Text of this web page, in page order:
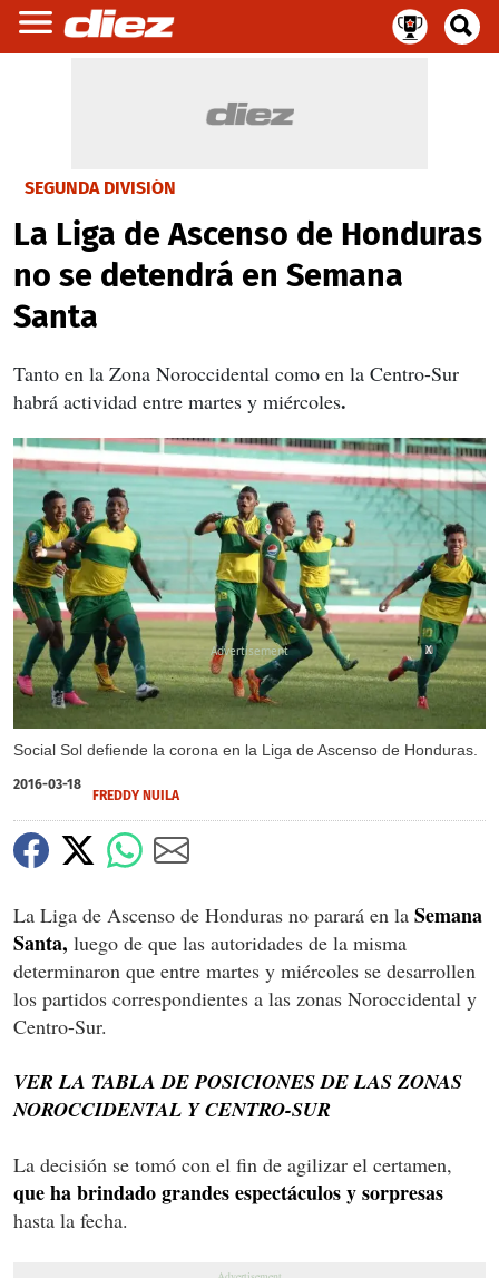
SEGUNDA DIVISIÓN
La Liga de Ascenso de Honduras
no se detendrá en Semana
Santa
Tanto en la Zona Noroccidental como en la Centro-Sur
habrá actividad entre martes y miércoles.
Social Sol defiende la corona en la Liga de Ascenso de Honduras.
X
2016-03-18
FREDDY NUILA
La Liga de Ascenso de Honduras no parará en la Semana
Santa, luego de que las autoridades de la misma
determinaron que entre martes y miércoles se desarrollen
los partidos correspondientes a las zonas Noroccidental y
Centro-Sur.
VER LA TABLA DE POSICIONES DE LAS ZONAS
NOROCCIDENTAL Y CENTRO-SUR
La decisión se tomó con el fin de agilizar el certamen,
que ha brindado grandes espectáculos y sorpresas
hasta la fecha.